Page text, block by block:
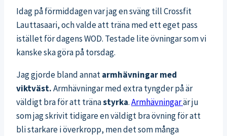
Idag på förmiddagen var jag en sväng till Crossfit
Lauttasaari, och valde att träna med ett eget pass
istället för dagens WOD. Testade lite övningar som vi
kanske ska göra på torsdag.
Jag gjorde bland annatarmhävningar med
viktväst.Armhävningar med extra tyngder på är
väldigt bra för att tränastyrka.Armhävningarär ju
som jag skrivit tidigare en väldigt bra övning för att
bli starkare i överkropp, men det som många